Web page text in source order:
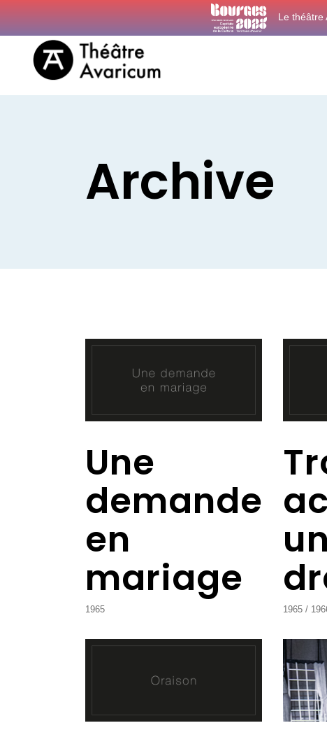
Le théâtre
Archive
Une
demande
en
mariage
1965
un
1965